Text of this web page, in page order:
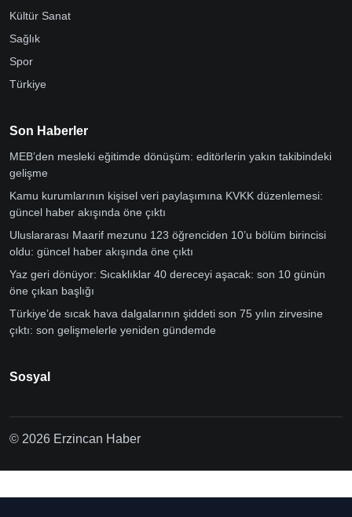
Kültür Sanat
Sağlık
Spor
Türkiye
Son Haberler
MEB’den mesleki eğitimde dönüşüm: editörlerin yakın takibindeki
gelişme
Kamu kurumlarının kişisel veri paylaşımına KVKK düzenlemesi:
güncel haber akışında öne çıktı
Uluslararası Maarif mezunu 123 öğrenciden 10’u bölüm birincisi
oldu: güncel haber akışında öne çıktı
Yaz geri dönüyor: Sıcaklıklar 40 dereceyi aşacak: son 10 günün
öne çıkan başlığı
Türkiye’de sıcak hava dalgalarının şiddeti son 75 yılın zirvesine
çıktı: son gelişmelerle yeniden gündemde
Sosyal
© 2026 Erzincan Haber